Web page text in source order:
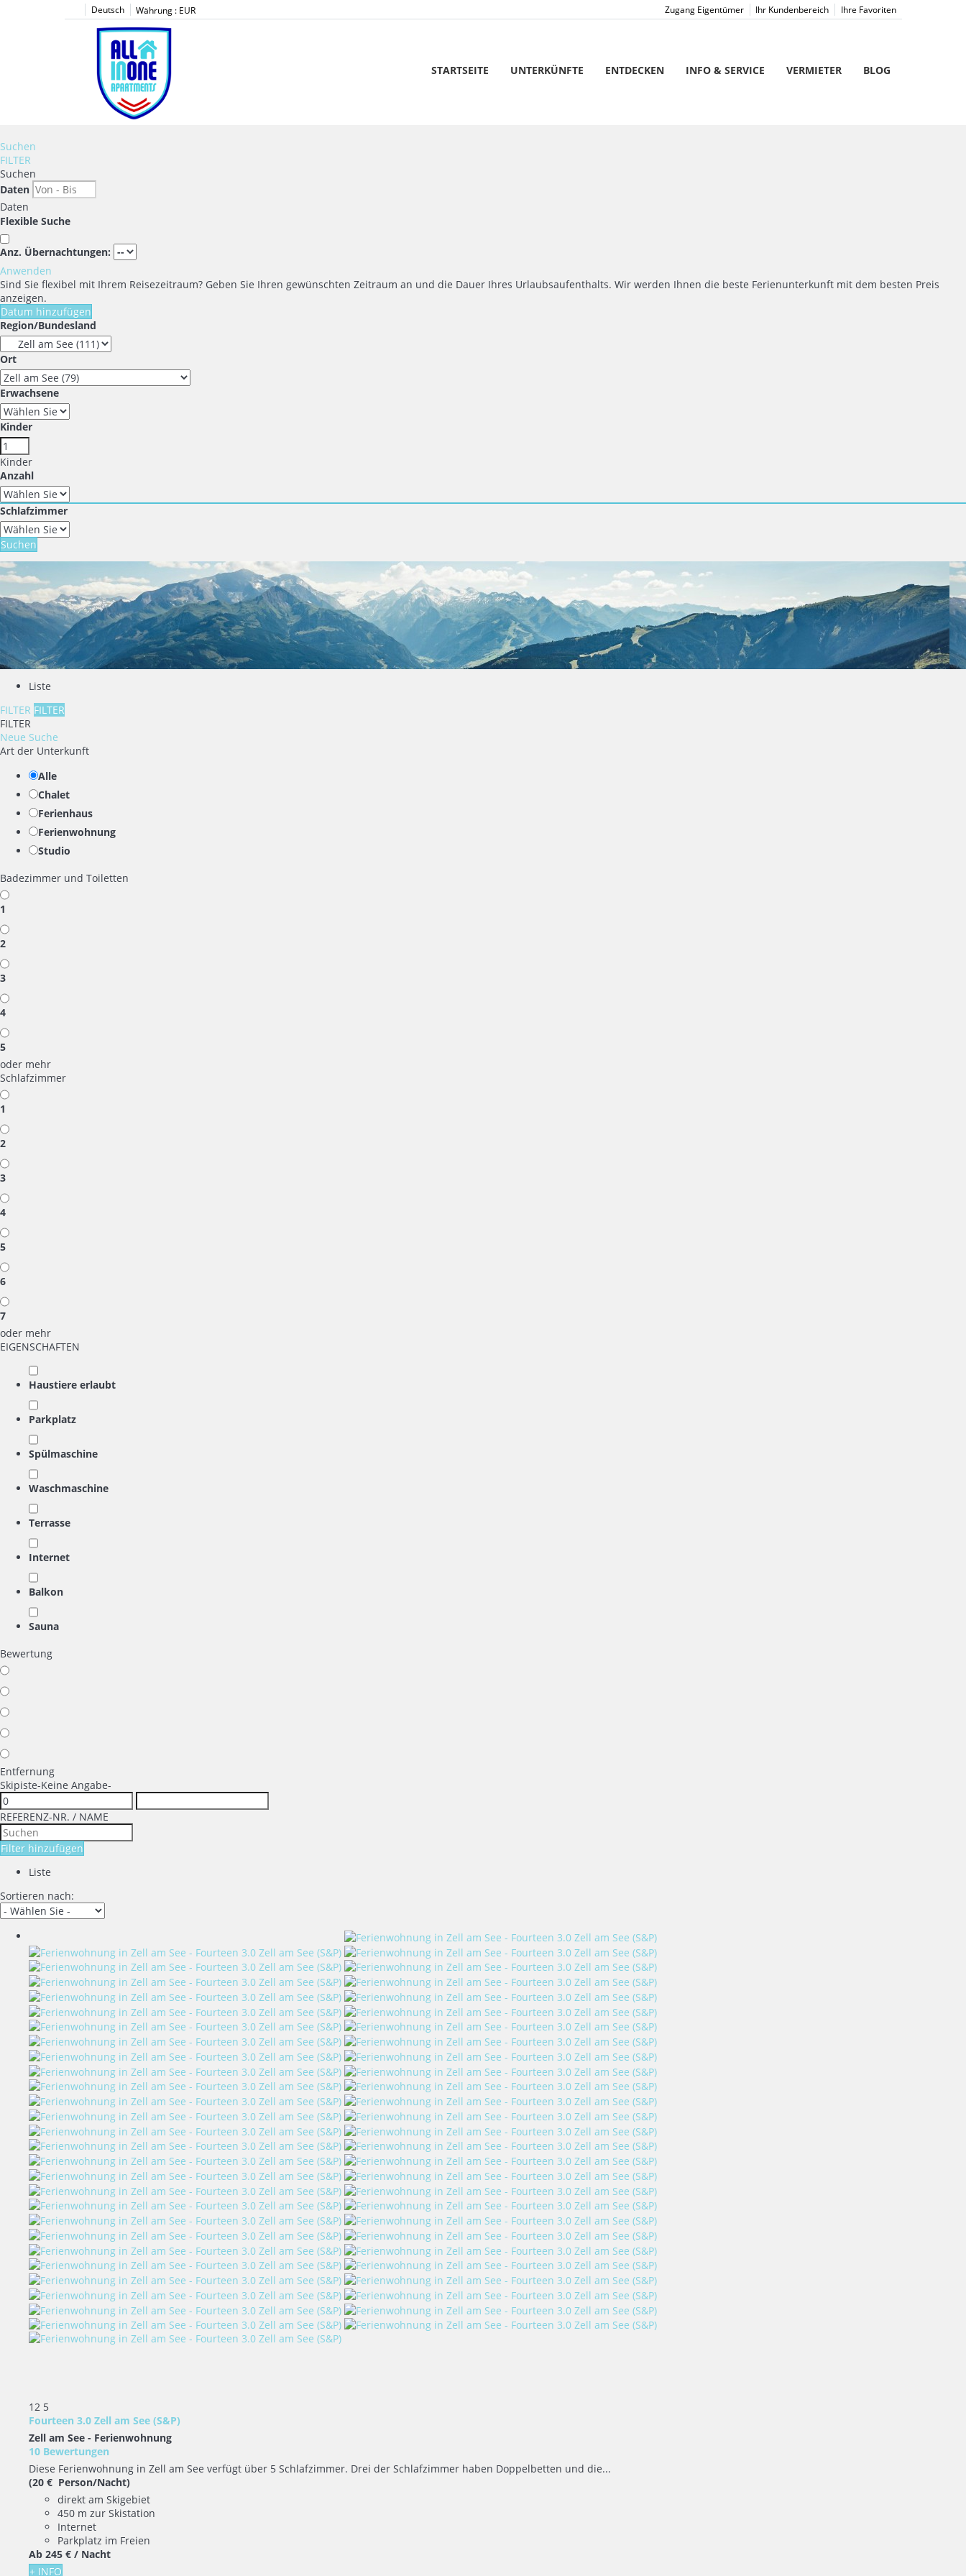
Deutsch Währung : EUR Ihre Favoriten
Ihr Kundenbereich
Zugang Eigentümer
STARTSEITE UNTERKÜNFTE ENTDECKEN INFO & SERVICE VERMIETER BLOG
Suchen
FILTER
Suchen
Daten
Daten
Flexible Suche
Anz. Übernachtungen:
Anwenden
Sind Sie flexibel mit Ihrem Reisezeitraum? Geben Sie Ihren gewünschten Zeitraum an und die Dauer Ihres Urlaubsaufenthalts. Wir werden Ihnen die beste Ferienunterkunft mit dem besten Preis
anzeigen.
Datum hinzufügen
Region/Bundesland
Ort
Erwachsene
Kinder
Kinder
Anzahl
Schlafzimmer
Suchen
Liste
FILTER FILTER
FILTER
Neue Suche
Art der Unterkunft
Alle
Chalet
Ferienhaus
Ferienwohnung
Studio
Badezimmer und Toiletten
1
2
3
4
5
oder mehr
Schlafzimmer
1
2
3
4
5
6
7
oder mehr
EIGENSCHAFTEN
Haustiere erlaubt
Parkplatz
Spülmaschine
Waschmaschine
Terrasse
Internet
Balkon
Sauna
Bewertung
Entfernung
Skipiste-Keine Angabe-
REFERENZ-NR. / NAME
Filter hinzufügen
Liste
Sortieren nach:
12 5
Fourteen 3.0 Zell am See (S&P)
Zell am See - Ferienwohnung
10 Bewertungen
Diese Ferienwohnung in Zell am See verfügt über 5 Schlafzimmer. Drei der Schlafzimmer haben Doppelbetten und die...
(20 € Person/Nacht)
direkt am Skigebiet
450 m zur Skistation
Internet
Parkplatz im Freien
Ab 245 € / Nacht
+ INFO